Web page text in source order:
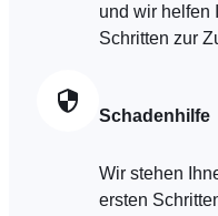
und wir helfen
Schritten zur
Schadenhilfe
Wir stehen
ersten